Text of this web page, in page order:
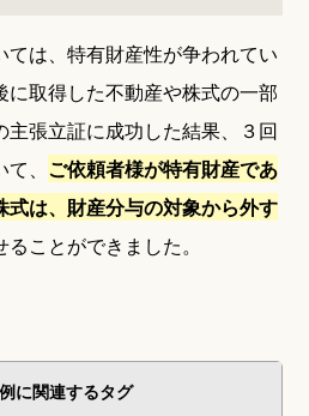
ては、特有財産性が争われてい
に取得した不動産や株式の一部
主張立証に成功した結果、３回
、 ご依頼者様が特有財産であ
式は、財産分与の対象から外す
ることができました。
に関連するタグ